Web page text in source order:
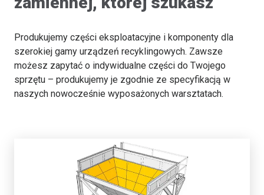
Produkujemy części eksploatacyjne i komponenty dla
szerokiej gamy urządzeń recyklingowych. Zawsze
możesz zapytać o indywidualne części do Twojego
sprzętu – produkujemy je zgodnie ze specyfikacją w
naszych nowocześnie wyposażonych warsztatach.